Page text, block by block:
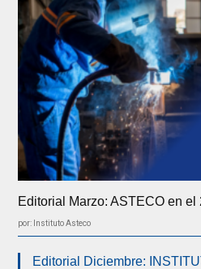
Editorial Marzo: ASTECO en el
por: Instituto Asteco
Editorial Diciembre: